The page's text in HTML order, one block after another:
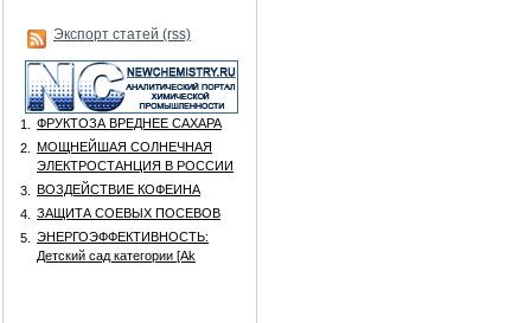
Экспорт статей (rss)
1.
ФРУКТОЗА ВРЕДНЕЕ САХАРА
2.
МОЩНЕЙШАЯ СОЛНЕЧНАЯ
ЭЛЕКТРОСТАНЦИЯ В РОССИИ
3.
ВОЗДЕЙСТВИЕ КОФЕИНА
4.
ЗАЩИТА СОЕВЫХ ПОСЕВОВ
5.
ЭНЕРГОЭФФЕКТИВНОСТЬ:
Детский сад категории [Аk